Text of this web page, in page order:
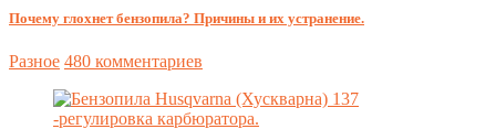
Почему глохнет бензопила? Причины и их устранение.
Разное 480 комментариев